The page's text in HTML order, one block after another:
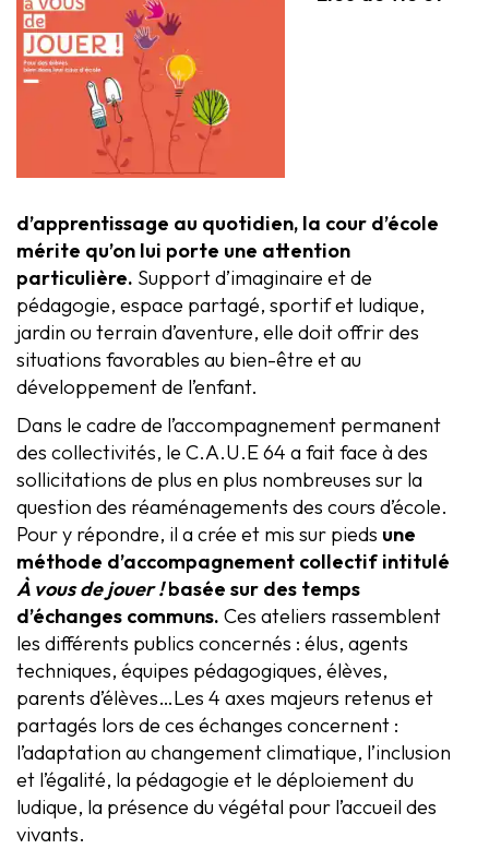
d’apprentissage au quotidien, la cour d’école
mérite qu’on lui porte une attention
particulière. Support d’imaginaire et de
pédagogie, espace partagé, sportif et ludique,
jardin ou terrain d’aventure, elle doit offrir des
situations favorables au bien-être et au
développement de l’enfant.
Dans le cadre de l’accompagnement permanent
des collectivités, le C.A.U.E 64 a fait face à des
sollicitations de plus en plus nombreuses sur la
question des réaménagements des cours d’école.
Pour y répondre, il a crée et mis sur pieds une
méthode d’accompagnement collectif intitulé
À vous de jouer !basée sur des temps
d’échanges communs. Ces ateliers rassemblent
les différents publics concernés : élus, agents
techniques, équipes pédagogiques, élèves,
parents d’élèves…Les 4 axes majeurs retenus et
partagés lors de ces échanges concernent :
l’adaptation au changement climatique, l’inclusion
et l’égalité, la pédagogie et le déploiement du
ludique, la présence du végétal pour l’accueil des
vivants.